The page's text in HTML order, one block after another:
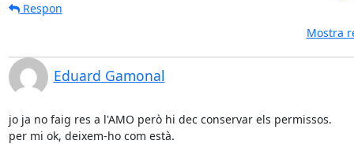
Respon
Mostra
Eduard Gamonal
jo ja no faig res a l'AMO però hi dec conservar els permissos.
per mi ok, deixem-ho com està.